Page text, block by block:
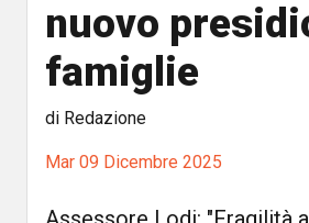
nuovo
famiglie
di Redazione
Mar 09 Dicembre 2025